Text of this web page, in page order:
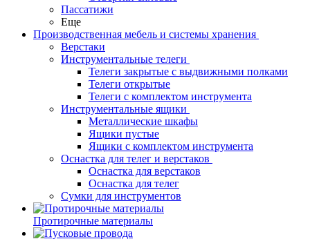
Пассатижи
Еще
Производственная мебель и системы хранения
Верстаки
Инструментальные телеги
Телеги закрытые с выдвижными полками
Телеги открытые
Телеги с комплектом инструмента
Инструментальные ящики
Металлические шкафы
Ящики пустые
Ящики с комплектом инструмента
Оснастка для телег и верстаков
Оснастка для верстаков
Оснастка для телег
Сумки для инструментов
Протирочные материалы